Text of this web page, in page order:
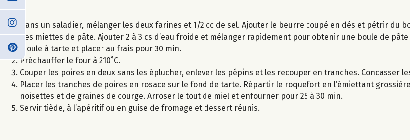
Dans un saladier, mélanger les deux farines et 1/2 cc de sel. Ajouter le beurre coupé en dés et pétrir du
des miettes de pâte. Ajouter 2 à 3 cs d’eau froide et mélanger rapidement pour obtenir une boule de
moule à tarte et placer au frais pour 30 min.
Préchauffer le four à 210˚C.
Couper les poires en deux sans les éplucher, enlever les pépins et les recouper en tranches. Concasser
Placer les tranches de poires en rosace sur le fond de tarte. Répartir le roquefort en l’émiettant
noisettes et de graines de courge. Arroser le tout de miel et enfourner pour 25 à 30 min.
Servir tiède, à l’apéritif ou en guise de fromage et dessert réunis.